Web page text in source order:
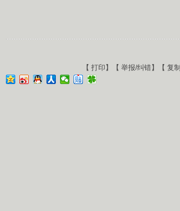
【 打印 】【 举报/纠错】【 复